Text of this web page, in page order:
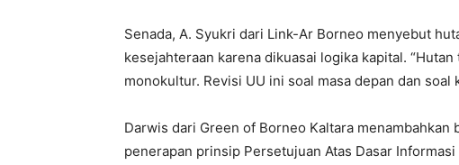
Senada, A. Syukri dari Link-Ar Borneo menyebut
kesejahteraan karena dikuasai logika kapital.
monokultur. Revisi UU ini soal masa depan dan soal
Darwis dari Green of Borneo Kaltara menambahkan
penerapan prinsip Persetujuan Atas Dasar Informasi